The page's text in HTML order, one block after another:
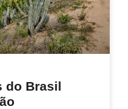
do Brasil